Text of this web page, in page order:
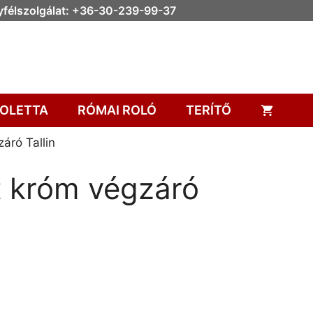
+36-30-239-99-37
RÓMAI ROLÓ TERÍTŐ
Tallin
végzáró